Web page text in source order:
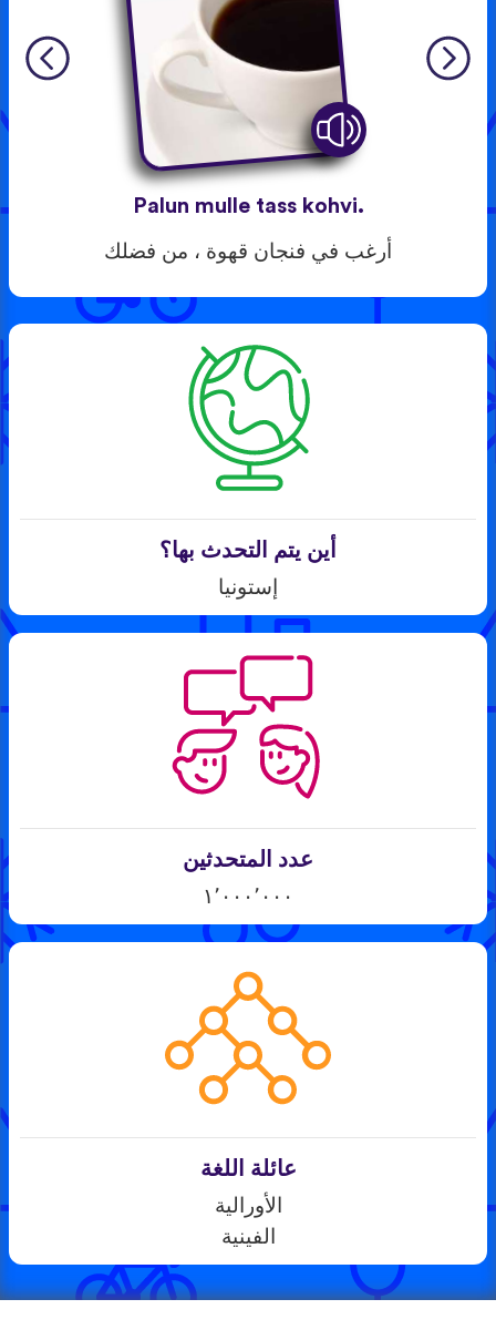
Palun mulle tass kohvi.
أرغب في فنجان قهوة ، من فضلك
أين يتم التحدث بها؟
إستونيا
عدد المتحدثين
١٬٠٠٠٬٠٠٠
عائلة اللغة
الأورالية
الفينية